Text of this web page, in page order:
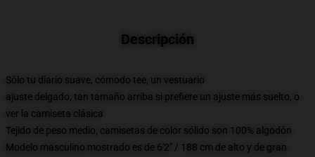
Descripción
Sólo tu diario suave, cómodo tee, un vestuario
ajuste delgado, tan tamaño arriba si prefiere un ajuste más suelto, o
ver la camiseta clásica
Tejido de peso medio, camisetas de color sólido son 100% algodón
Modelo masculino mostrado es de 6'2" / 188 cm de alto y de gran